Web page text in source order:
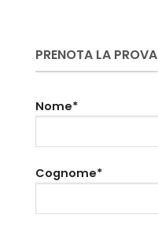
PRENOTA LA PROVA
Nome*
Cognome*